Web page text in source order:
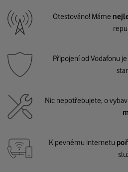
Otestováno! Máme
Připojení od Vodafonu je
Nic nepotřebujete, o
K pevnému internetu